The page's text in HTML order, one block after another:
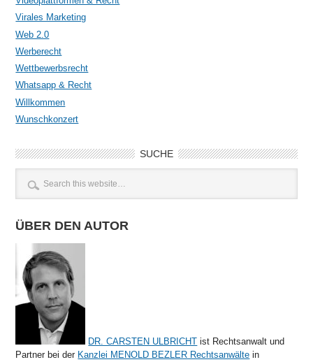
Virales Marketing
Web 2.0
Werberecht
Wettbewerbsrecht
Whatsapp & Recht
Willkommen
Wunschkonzert
SUCHE
ÜBER DEN AUTOR
DR. CARSTEN ULBRICHT ist Rechtsanwalt und
Partner bei der Kanzlei MENOLD BEZLER Rechtsanwälte in